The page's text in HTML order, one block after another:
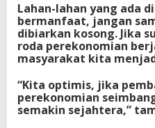
Lahan-lahan yang ada
bermanfaat, jangan
dibiarkan kosong. Jika
roda perekonomian
masyarakat kita
“Kita optimis, jika
perekonomian
semakin sejahtera,”